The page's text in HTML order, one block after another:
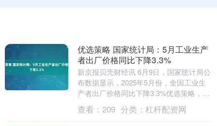
优选策略 国家统计局：5月工业生产
者出厂价格同比下降3.3%
新京报贝壳财经讯 6月9日，国家统计局公
布数据显示，2025年5月份，全国工业生
产者出厂价格同比下降3.3%优选策略，环
比下降0.4%；工业生产者购进价格同比
下....
查看： 209 分类： 杠杆配资网